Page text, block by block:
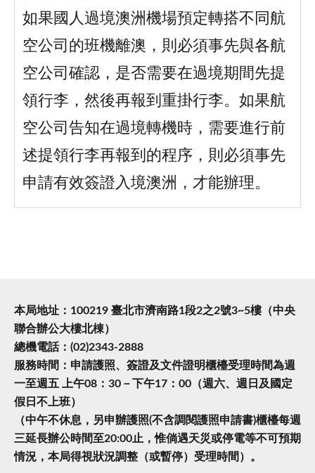
如果國人過境澳洲機場預定轉搭不同航
空公司的班機離澳，則必須事先與各航
空公司確認，是否需要在過境期間先提
領行李，然後再報到重掛行李。如果航
空公司告知在過境轉機時，需要進行前
述提領行李再報到的程序，則必須事先
申請有效簽證入境澳洲，才能辦理。
本局地址：100219 臺北市濟南路1段2之2號3~5樓（中央
聯合辦公大樓北棟）
總機電話：(02)2343-2888
服務時間：申請護照、簽證及文件證明櫃檯受理時間為週
一至週五 上午08：30－下午17：00（週六、週日及國定
假日不上班）
（中午不休息，另申辦護照(不含調閱護照申請書)櫃檯每週
三延長辦公時間至20:00止，惟倘遇天災或停電等不可預期
情況，本局得視狀況調整（或暫停）受理時間）。